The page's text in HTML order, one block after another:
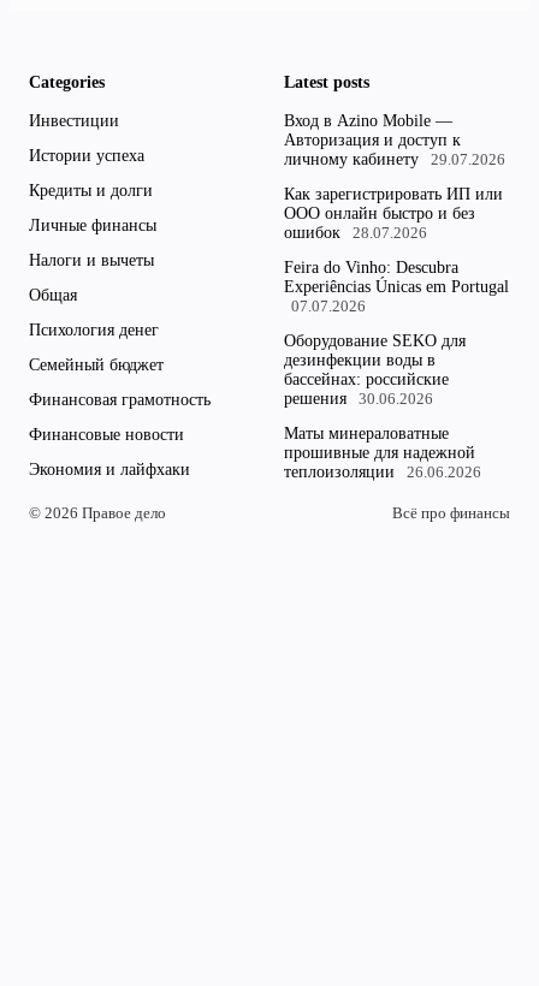
Categories
Инвестиции
Истории успеха
Кредиты и долги
Личные финансы
Налоги и вычеты
Общая
Психология денег
Семейный бюджет
Финансовая грамотность
Финансовые новости
Экономия и лайфхаки
Latest posts
Вход в Azino Mobile —
Авторизация и доступ к
личному кабинету
29.07.2026
Как зарегистрировать ИП или
ООО онлайн быстро и без
ошибок
28.07.2026
Feira do Vinho: Descubra
Experiências Únicas em Portugal
07.07.2026
Оборудование SEKO для
дезинфекции воды в
бассейнах: российские
решения
30.06.2026
Маты минераловатные
прошивные для надежной
теплоизоляции
26.06.2026
© 2026 Правое дело Всё про финансы